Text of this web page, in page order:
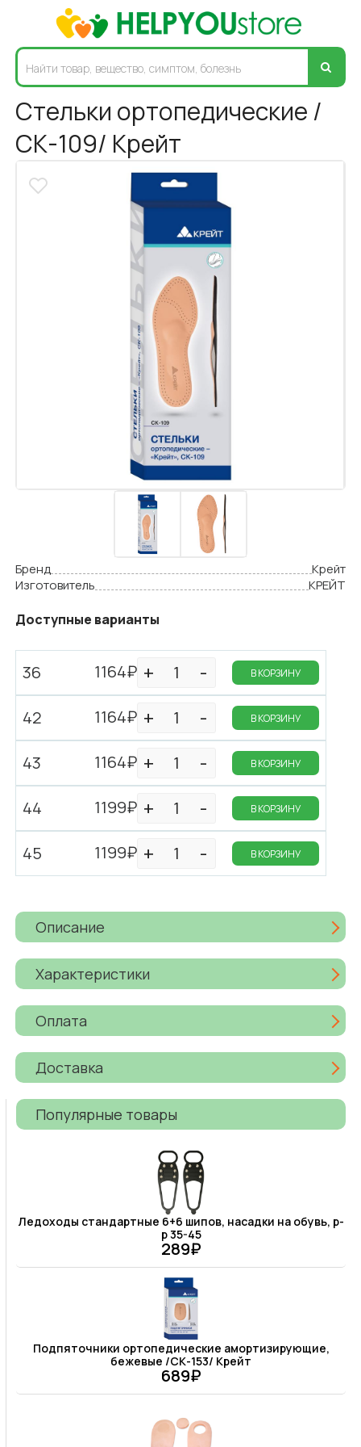
Стельки ортопедические /
СК-109/ Крейт
Бренд
Крейт
Изготовитель
КРЕЙТ
Доступные варианты
36 1164₽ В КОРЗИНУ
42 1164₽ В КОРЗИНУ
43 1164₽ В КОРЗИНУ
44 1199₽ В КОРЗИНУ
45 1199₽ В КОРЗИНУ
Описание
Характеристики
Оплата
Доставка
Популярные товары
Ледоходы стандартные 6+6 шипов, насадки на обувь, р-
р 35-45
289₽
Подпяточники ортопедические амортизирующие,
бежевые /СК-153/ Крейт
689₽